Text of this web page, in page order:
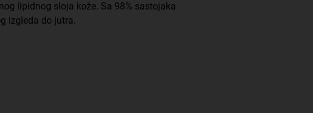
lipidnog sloja kože. Sa 98% sastojaka
izgleda do jutra.